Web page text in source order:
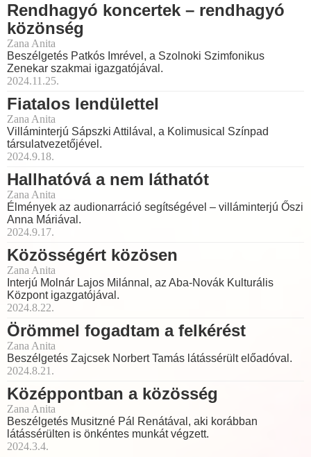
Rendhagyó koncertek – rendhagyó
közönség
Zana Anita
Beszélgetés Patkós Imrével, a Szolnoki Szimfonikus
Zenekar szakmai igazgatójával.
2024.11.25.
Fiatalos lendülettel
Zana Anita
Villáminterjú Sápszki Attilával, a Kolimusical Színpad
társulatvezetőjével.
2024.9.18.
Hallhatóvá a nem láthatót
Zana Anita
Élmények az audionarráció segítségével – villáminterjú Őszi
Anna Máriával.
2024.9.17.
Közösségért közösen
Zana Anita
Interjú Molnár Lajos Milánnal, az Aba-Novák Kulturális
Központ igazgatójával.
2024.8.22.
Örömmel fogadtam a felkérést
Zana Anita
Beszélgetés Zajcsek Norbert Tamás látássérült előadóval.
2024.8.21.
Középpontban a közösség
Zana Anita
Beszélgetés Musitzné Pál Renátával, aki korábban
látássérülten is önkéntes munkát végzett.
2024.3.4.